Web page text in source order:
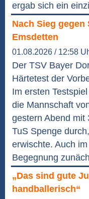
ergab sich ein
Nach Sieg gegen
Emsdetten
01.08.2026 / 12:58
Der TSV Bayer
Härtetest der
Im ersten
die Mannschaft
gestern Abend mit
TuS Spenge
erwischte. Auch
Begegnung
„Das sind gute
handballerisch“